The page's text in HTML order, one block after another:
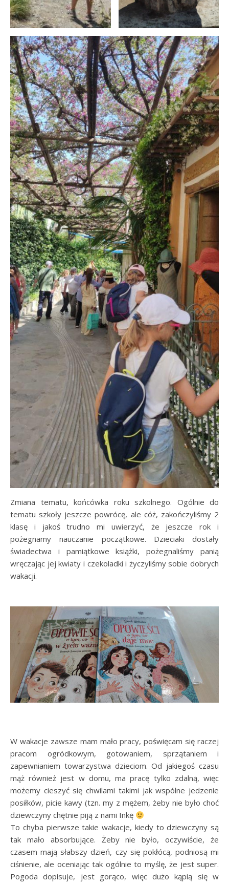
Zmiana tematu, końcówka roku szkolnego. Ogólnie do
tematu szkoły jeszcze powrócę, ale cóż, zakończyliśmy 2
klasę i jakoś trudno mi uwierzyć, że jeszcze rok i
pożegnamy nauczanie początkowe. Dzieciaki dostały
świadectwa i pamiątkowe książki, pożegnaliśmy panią
wręczając jej kwiaty i czekoladki i życzyliśmy sobie dobrych
wakacji.
W wakacje zawsze mam mało pracy, poświęcam się raczej
pracom ogródkowym, gotowaniem, sprzątaniem i
zapewnianiem towarzystwa dzieciom. Od jakiegoś czasu
mąż również jest w domu, ma pracę tylko zdalną, więc
możemy cieszyć się chwilami takimi jak wspólne jedzenie
posiłków, picie kawy (tzn. my z mężem, żeby nie było choć
dziewczyny chętnie piją z nami Inkę
To chyba pierwsze takie wakacje, kiedy to dziewczyny są
tak mało absorbujące. Żeby nie było, oczywiście, że
czasem mają słabszy dzień, czy się pokłócą, podniosą mi
ciśnienie, ale oceniając tak ogólnie to myślę, że jest super.
Pogoda dopisuje, jest gorąco, więc dużo kąpią się w